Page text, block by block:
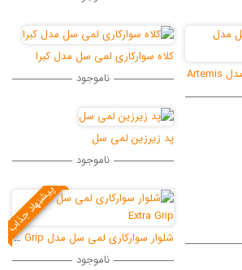
کلاه سوارکاری لمی سل مدل کبرا
ناموجود
پد زیرزین لمی سل
ناموجود
پیشنهاد جذاب
شلوار سوارکاری لمی سل مدل Extra Grip
ناموجود